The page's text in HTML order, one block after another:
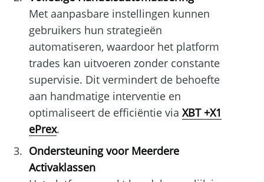
Met aanpasbare instellingen kunnen
gebruikers hun strategieën
automatiseren, waardoor het platform
trades kan uitvoeren zonder constante
supervisie. Dit vermindert de behoefte
aan handmatige interventie en
optimaliseert de efficiëntie via XBT +X1
ePrex.
Ondersteuning voor Meerdere
Activaklassen